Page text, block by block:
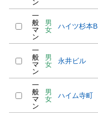
ン
一
般
マ
ン
男
女
ハイツ杉本B
一
般
マ
ン
男
女
永井ビル
一
般
マ
ン
男
女
ハイム寺町